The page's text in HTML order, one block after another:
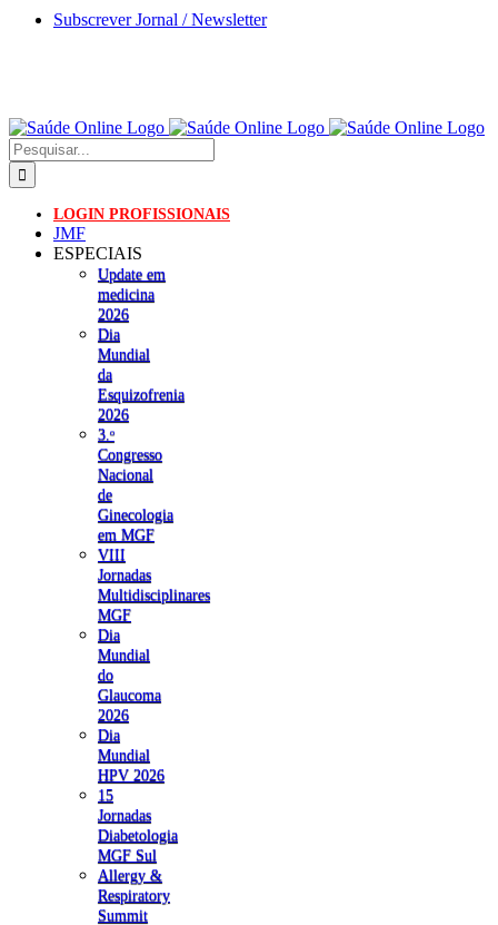
Skip
Subscrever Jornal / Newsletter
Pesquisar
LOGIN PROFISSIONAIS
JMF
ESPECIAIS
Update em
medicina
2026
Dia
Mundial
da
Esquizofrenia
2026
3.ᵒ
Congresso
Nacional
de
Ginecologia
em MGF
VIII
Jornadas
Multidisciplinares
MGF
Dia
Mundial
do
Glaucoma
2026
Dia
Mundial
HPV 2026
15
Jornadas
Diabetologia
MGF Sul
Allergy &
Respiratory
Summit